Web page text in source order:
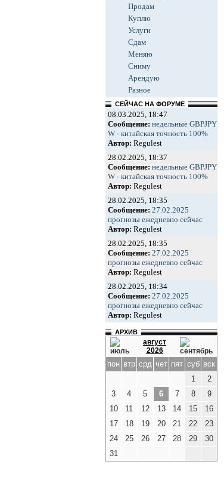
Продам
Куплю
Услуги
Сдам
Меняю
Сниму
Арендую
Разное
СЕЙЧАС НА ФОРУМЕ
08.03.2025, 18:47
Сообщение: недельные GBPJPY
W - китайская точность 100%
Автор: Regulest
28.02.2025, 18:37
Сообщение: недельные GBPJPY
W - китайская точность 100%
Автор: Regulest
28.02.2025, 18:35
Сообщение: 27.02.2025
прогнозы ежедневно сейчас
Автор: Regulest
28.02.2025, 18:35
Сообщение: 27.02.2025
прогнозы ежедневно сейчас
Автор: Regulest
28.02.2025, 18:34
Сообщение: 27.02.2025
прогнозы ежедневно сейчас
Автор: Regulest
АРХИВ
август
2026
пон втр срд чет пят суб вск
1
2
3
4 5 6 7 8
9
10
11 12 13 14 15
16
17
18 19 20 21 22
23
24
25 26 27 28 29
30
31